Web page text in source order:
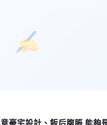
豪宅設計、飯后腹脹 能夠